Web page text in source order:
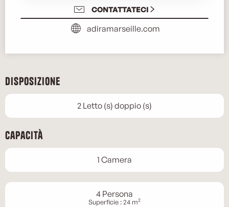
CONTATTATECI
adiramarseille.com
Disposizione
2 Letto (s) doppio (s)
Capacità
1 Camera
4 Persona
Superficie : 24 m2